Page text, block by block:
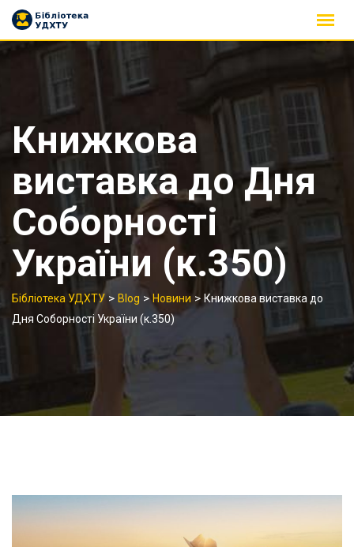
Skip
content
Книжкова
виставка до Дня
Соборності
України (к.350)
Бібліотека УДХТУ > Blog > Новини > Книжкова виставка до
Дня Соборності України (к.350)